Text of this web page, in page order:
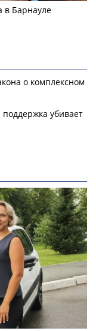
в Барнауле
о комплексном
убивает